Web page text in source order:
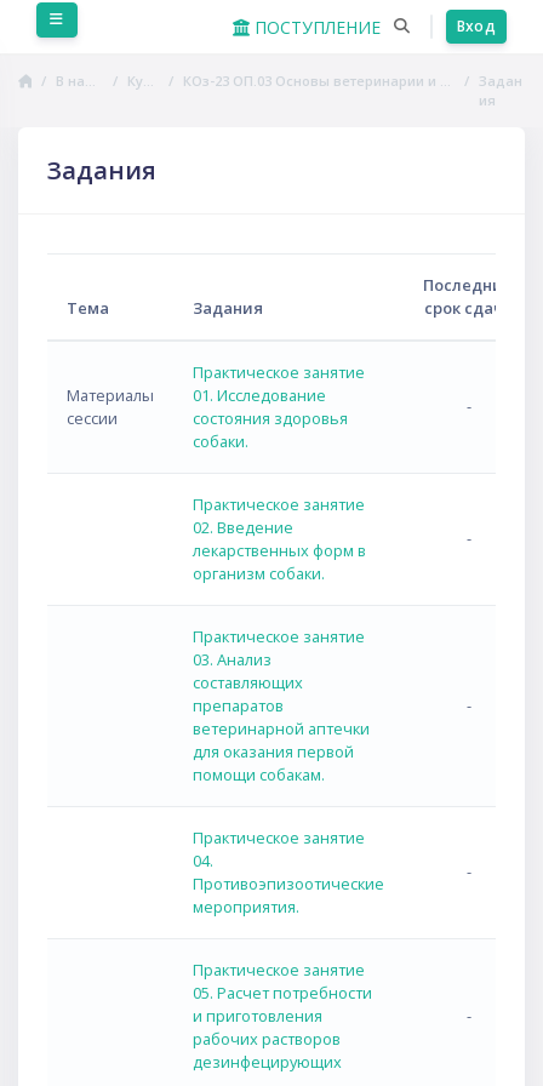
Перейти к основному содержанию
ПОСТУПЛЕНИЕ Вход
В начало Курсы КОз-23 ОП.03 Основы ветеринарии и зоогигиены
Задан
ия
Задания
Тема Задания
Последний
срок сдачи
Материалы
сессии
Практическое занятие
01. Исследование
состояния здоровья
собаки.
-
Практическое занятие
02. Введение
лекарственных форм в
организм собаки.
-
Практическое занятие
03. Анализ
составляющих
препаратов
ветеринарной аптечки
для оказания первой
помощи собакам.
-
Практическое занятие
04.
Противоэпизоотические
мероприятия.
-
Практическое занятие
05. Расчет потребности
и приготовления
рабочих растворов
дезинфецирующих
-